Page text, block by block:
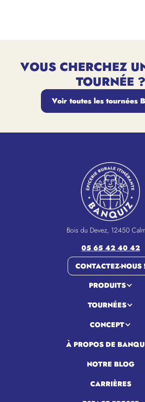
VOUS CHERCHEZ
TOURNÉE ?
Voir toutes les tournées
Bois du Devez, 12450
05 65 42 40 42
CONTACTEZ-NOUS
PRODUITS
TOURNÉES
CONCEPT
À PROPOS DE
NOTRE BLOG
CARRIÈRES